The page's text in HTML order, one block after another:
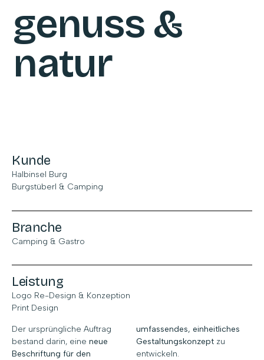
genuss &
natur
Kunde
Halbinsel Burg
Burgstüberl & Camping
Branche
Camping & Gastro
Leistung
Logo Re-Design & Konzeption
Print Design
Der ursprüngliche Auftrag
bestand darin, eine neue
Beschriftung für den
umfassendes, einheitliches
Gestaltungskonzept zu
entwickeln.